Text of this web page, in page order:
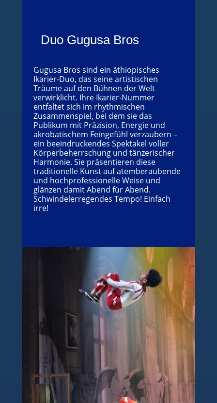
Duo Gugusa Bros
Gugusa Bros sind ein äthiopisches
Ikarier-Duo, das seine artistischen
Träume auf den Bühnen der Welt
verwirklicht. Ihre Ikarier-Nummer
entfaltet sich im rhythmischen
Zusammenspiel, bei dem sie das
Publikum mit Präzision, Energie und
akrobatischem Feingefühl verzaubern –
ein beeindruckendes Spektakel voller
Körperbeherrschung und tänzerischer
Harmonie. Sie präsentieren diese
traditionelle Kunst auf atemberaubende
und hochprofessionelle Weise und
glänzen damit Abend für Abend.
Schwindelerregendes Tempo! Einfach
irre!